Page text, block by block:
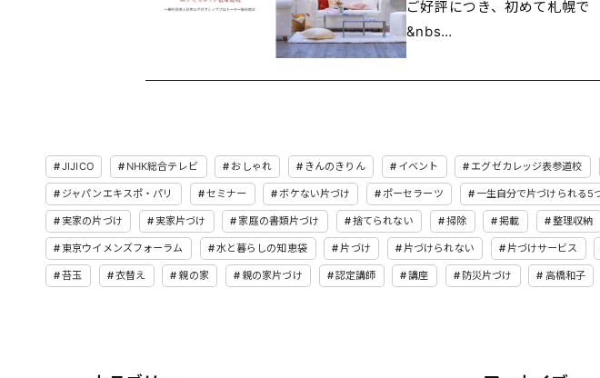
ご好評につき、初めて札幌
&nbs…
JIJICO NHK総合テレビ おしゃれ きんのきりん イベント エグゼカレッジ表参道校
ジャパンエキスポ・パリ セミナー ボケない片づけ ポーセラーツ 一生自分で片づけられる5
実家の片づけ 実家片づけ 家庭の書類片づけ 捨てられない 掃除 掲載 整理収納
東京ウイメンズフォーラム 水と暮らしの知恵袋 片づけ 片づけられない 片づけサービス
苔玉 衣替え 親の家 親の家片づけ 認定講師 講座 防災片づけ 高橋和子